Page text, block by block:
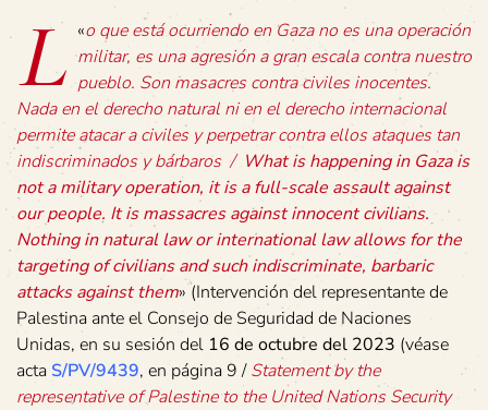
«
L
o que está ocurriendo en Gaza no es una operación
militar, es una agresión a gran escala contra nuestro
pueblo. Son masacres contra civiles inocentes.
Nada en el derecho natural ni en el derecho internacional
permite atacar a civiles y perpetrar contra ellos ataques tan
indiscriminados y bárbaros / What is happening in Gaza is
not a military operation, it is a full-scale assault against
our people. It is massacres against innocent civilians.
Nothing in natural law or international law allows for the
targeting of civilians and such indiscriminate, barbaric
attacks against them» (Intervención del representante de
Palestina ante el Consejo de Seguridad de Naciones
Unidas, en su sesión del 16 de octubre del 2023 (véase
acta S/PV/9439, en página 9 /Statement by the
representative of Palestine to the United Nations Security